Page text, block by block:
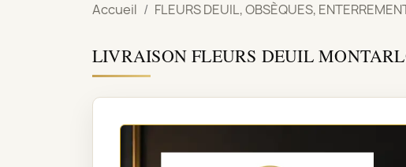
Accueil FLEURS DEUIL, OBSÈQUES,
LIVRAISON FLEURS DEUIL